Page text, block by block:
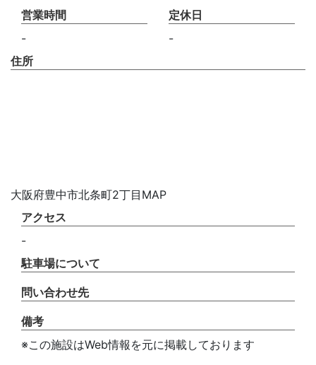
営業時間
-
定休日
-
住所
大阪府豊中市北条町2丁目MAP
アクセス
-
駐車場について
問い合わせ先
備考
※この施設はWeb情報を元に掲載しております